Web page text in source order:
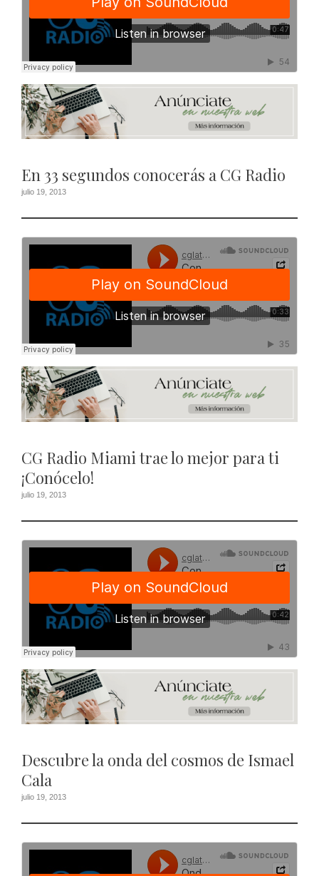
En 33 segundos conocerás a CG Radio
julio 19, 2013
CG Radio Miami trae lo mejor para ti
¡Conócelo!
julio 19, 2013
Descubre la onda del cosmos de Ismael
Cala
julio 19, 2013